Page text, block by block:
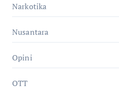
Narkotika
Nusantara
Opini
OTT